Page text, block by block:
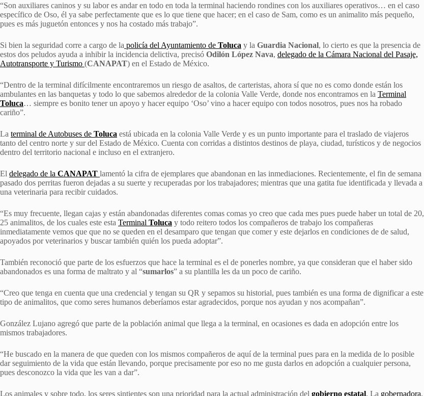
“Son auxiliares caninos y su labor es andar en todo en toda la terminal haciendo rondines con los auxiliares operativos… en el caso
específico de Oso, él ya sabe perfectamente que es lo que tiene que hacer; en el caso de Sam, como es un animalito más pequeño,
pues es más juguetón entonces y nos ha costado más trabajo”.
Si bien la seguridad corre a cargo de la policía del Ayuntamiento de Toluca y la Guardia Nacional, lo cierto es que la presencia de
estos dos peludos ayuda a inhibir la incidencia delictiva, precisó Odilón López Nava, delegado de la Cámara Nacional del Pasaje,
Autotransporte y Turismo (CANAPAT) en el Estado de México.
“Dentro de la terminal difícilmente encontraremos un riesgo de asaltos, de carteristas, ahora sí que no es como donde están los
ambulantes en las banquetas y todo lo que sabemos alrededor de la colonia Valle Verde, donde nos encontramos en la Terminal
Toluca… siempre es bonito tener un apoyo y hacer equipo ‘Oso’ vino a hacer equipo con todos nosotros, pues nos ha robado
cariño”.
La terminal de Autobuses de Toluca está ubicada en la colonia Valle Verde y es un punto importante para el traslado de viajeros
tanto del centro norte y sur del Estado de México. Cuenta con corridas a distintos destinos de playa, ciudad, turísticos y de negocios
dentro del territorio nacional e incluso en el extranjero.
El delegado de la CANAPAT lamentó la cifra de ejemplares que abandonan en las inmediaciones. Recientemente, el fin de semana
pasado dos perritas fueron dejadas a su suerte y recuperadas por los trabajadores; mientras que una gatita fue identificada y llevada a
una veterinaria para recibir cuidados.
“Es muy frecuente, llegan cajas y están abandonadas diferentes comas comas yo creo que cada mes pues puede haber un total de 20,
25 animalitos, de los cuales este esta Terminal Toluca y todo reitero todos los compañeros de trabajo los compañeras
inmediatamente vemos que que no se queden en el desamparo que tengan que comer y este dejarlos en condiciones de de salud,
apoyados por veterinarios y buscar también quién los pueda adoptar”.
También reconoció que parte de los esfuerzos que hace la terminal es el de ponerles nombre, ya que consideran que el haber sido
abandonados es una forma de maltrato y al “sumarlos” a su plantilla les da un poco de cariño.
“Creo que tenga en cuenta que una credencial y tengan su QR y sepamos su historial, pues también es una forma de dignificar a este
tipo de animalitos, que como seres humanos deberíamos estar agradecidos, porque nos ayudan y nos acompañan”.
González Lujano agregó que parte de la población animal que llega a la terminal, en ocasiones es dada en adopción entre los
mismos trabajadores.
“He buscado en la manera de que queden con los mismos compañeros de aquí de la terminal pues para en la medida de lo posible
dar seguimiento de la vida que están llevando, porque precisamente por eso no me gusta darlos en adopción a cualquier persona,
pues desconozco la vida que les van a dar”.
Los animales y sobre todo, los seres sintientes son una prioridad para la actual administración del gobierno estatal. La gobernadora,